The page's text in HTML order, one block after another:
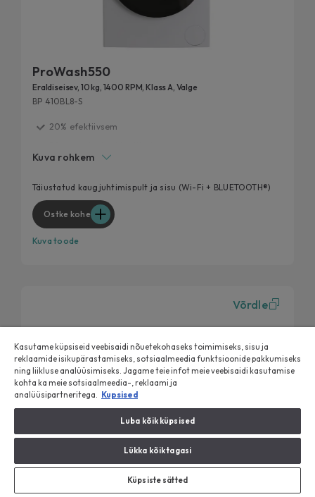
ProWash550
Eraldiseisev, 10 kg, 1400 RPM, Klass A, Valge
BP 410BL8-S
20% efektiivsem
Nutikam Candy – parem kasutuskogemus
Tõsta oma pesumasina hügieenitaset
Kuva rohkem
Täiustatud kaugjuhtimispult ja sisu (Wi-Fi + BLUETOOTH®)
Ostke kohe
Kuva toode
Võrdle
Kasutame küpsiseid veebisaidi nõuetekohaseks toimimiseks, sisu ja
reklaamide isikupärastamiseks, sotsiaalmeedia funktsioonide pakkumiseks
ning liikluse analüüsimiseks. Jagame teie infot meie veebisaidi kasutamise
kohta ka meie sotsiaalmeedia-, reklaami ja
analüüsipartneritega. Kupsised
Luba kõik küpsised
Lükka kõik tagasi
Küpsiste sätted